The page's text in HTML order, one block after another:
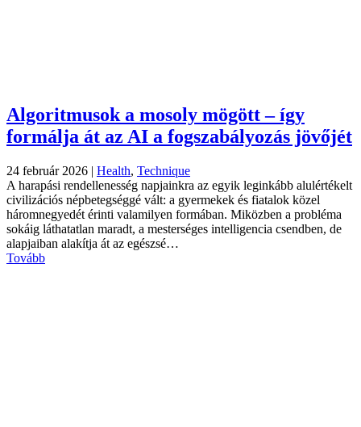
Algoritmusok a mosoly mögött – így
formálja át az AI a fogszabályozás jövőjét
24 február 2026 | Health, Technique
A harapási rendellenesség napjainkra az egyik leginkább alulértékelt
civilizációs népbetegséggé vált: a gyermekek és fiatalok közel
háromnegyedét érinti valamilyen formában. Miközben a probléma
sokáig láthatatlan maradt, a mesterséges intelligencia csendben, de
alapjaiban alakítja át az egészsé…
Tovább